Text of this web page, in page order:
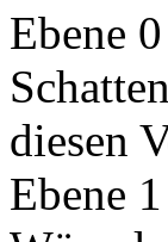
Ebene
diesen
Ebene